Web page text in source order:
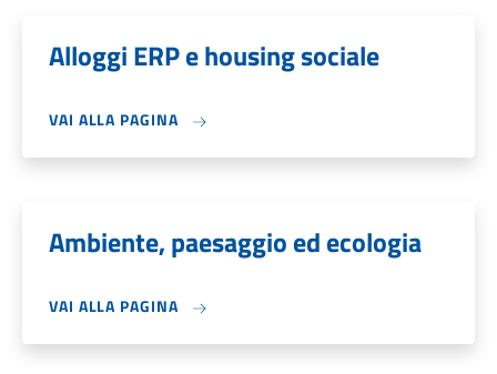
Alloggi ERP e housing sociale
VAI ALLA PAGINA
Ambiente, paesaggio ed ecologia
VAI ALLA PAGINA